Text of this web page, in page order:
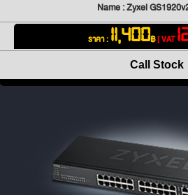
Name : Zyxel
ราคา : 11,400฿[ VAT
Call Stock